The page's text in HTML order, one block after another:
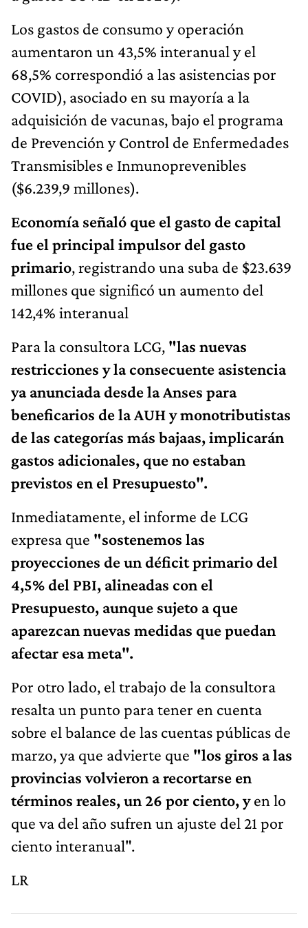
Los gastos de consumo y operación
aumentaron un 43,5% interanual y el
68,5% correspondió a las asistencias por
COVID), asociado en su mayoría a la
adquisición de vacunas, bajo el programa
de Prevención y Control de Enfermedades
Transmisibles e Inmunoprevenibles
($6.239,9 millones).
Economía señaló que el gasto de capital
fue el principal impulsor del gasto
primario, registrando una suba de $23.639
millones que significó un aumento del
142,4% interanual
Para la consultora LCG, "las nuevas
restricciones y la consecuente asistencia
ya anunciada desde la Anses para
beneficarios de la AUH y monotributistas
de las categorías más bajaas, implicarán
gastos adicionales, que no estaban
previstos en el Presupuesto".
Inmediatamente, el informe de LCG
expresa que "sostenemos las
proyecciones de un déficit primario del
4,5% del PBI, alineadas con el
Presupuesto, aunque sujeto a que
aparezcan nuevas medidas que puedan
afectar esa meta".
Por otro lado, el trabajo de la consultora
resalta un punto para tener en cuenta
sobre el balance de las cuentas públicas de
marzo, ya que advierte que "los giros a las
provincias volvieron a recortarse en
términos reales, un 26 por ciento, yen lo
que va del año sufren un ajuste del 21 por
ciento interanual".
LR